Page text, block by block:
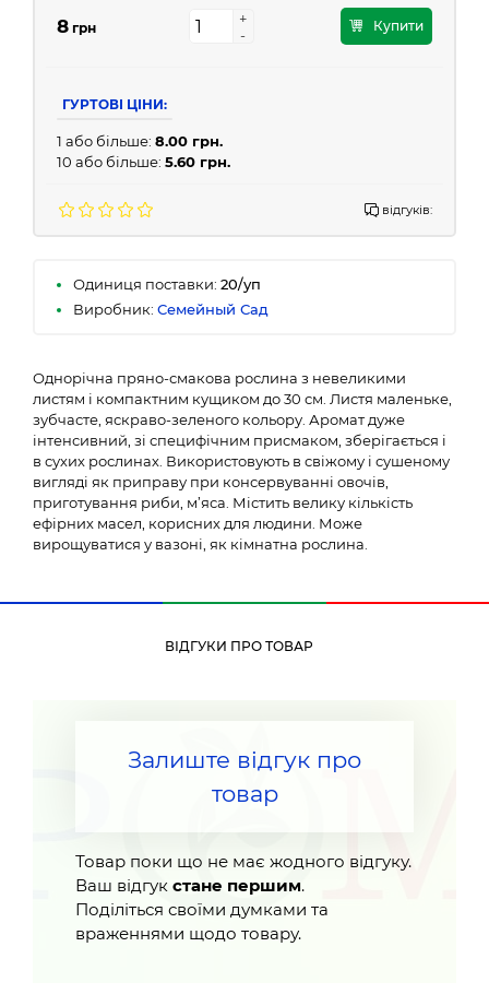
8 грн
+
-
+
-
Купити
ГУРТОВІ ЦІНИ:
1 або більше: 8.00 грн.
10 або більше: 5.60 грн.
відгуків:
Одиниця поставки: 20/уп
Виробник: Семейный Сад
Однорічна пряно-смакова рослина з невеликими
листям і компактним кущиком до 30 см. Листя маленьке,
зубчасте, яскраво-зеленого кольору. Аромат дуже
інтенсивний, зі специфічним присмаком, зберігається і
в сухих рослинах. Використовують в свіжому і сушеному
вигляді як приправу при консервуванні овочів,
приготування риби, м’яса. Містить велику кількість
ефірних масел, корисних для людини. Може
вирощуватися у вазоні, як кімнатна рослина.
ВІДГУКИ ПРО ТОВАР
Залиште відгук про
товар
Товар поки що не має жодного відгуку.
Ваш відгук стане першим.
Поділіться своїми думками та
враженнями щодо товару.